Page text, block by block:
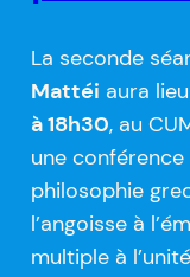
La seconde
Mattéi aura
à 18h30, au
une conférence
philosophie
l’angoisse à
multiple à